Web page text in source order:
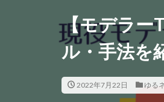
【モデラー
ル・手法を
2022年7月22日 ゆる